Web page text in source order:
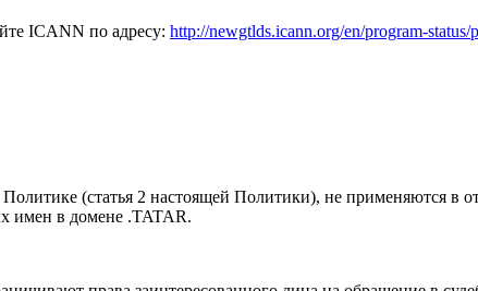
ICANN по адресу: http://newgtlds.icann.org/en/program-status/
(статья 2 настоящей Политики), не применяются в
имен в домене .TATAR.